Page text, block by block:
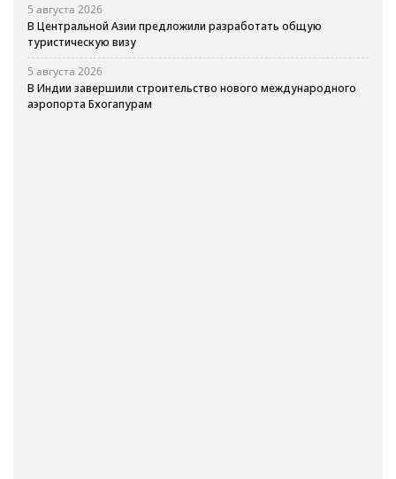
5 августа 2026
В Центральной Азии предложили разработать общую
туристическую визу
5 августа 2026
В Индии завершили строительство нового международного
аэропорта Бхогапурам